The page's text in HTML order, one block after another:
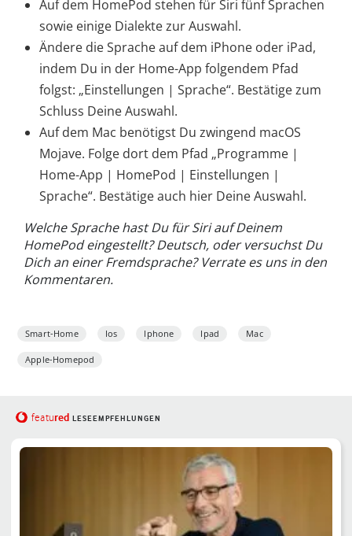
Auf dem HomePod stehen für Siri fünf Sprachen
sowie einige Dialekte zur Auswahl.
Ändere die Sprache auf dem iPhone oder iPad,
indem Du in der Home-App folgendem Pfad
folgst: „Einstellungen | Sprache“. Bestätige zum
Schluss Deine Auswahl.
Auf dem Mac benötigst Du zwingend macOS
Mojave. Folge dort dem Pfad „Programme |
Home-App | HomePod | Einstellungen |
Sprache“. Bestätige auch hier Deine Auswahl.
Welche Sprache hast Du für Siri auf Deinem
HomePod eingestellt? Deutsch, oder versuchst Du
Dich an einer Fremdsprache? Verrate es uns in den
Kommentaren.
Smart-Home Ios Iphone Ipad Mac
Apple-Homepod
featured LESEEMPFEHLUNGEN